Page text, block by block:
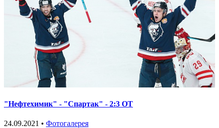
"Нефтехимик" - "Спартак" - 2:3 ОТ
24.09.2021 • Фотогалерея